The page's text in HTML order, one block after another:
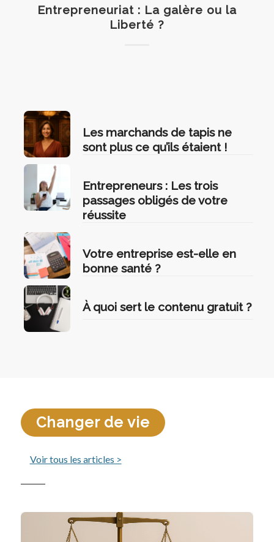
Entrepreneuriat : La galère ou la
Liberté ?
Les marchands de tapis ne
sont plus ce qu’ils étaient !
Entrepreneurs : Les trois
passages obligés de votre
réussite
Votre entreprise est-elle en
bonne santé ?
À quoi sert le contenu gratuit ?
Changer de vie
Voir tous les articles >